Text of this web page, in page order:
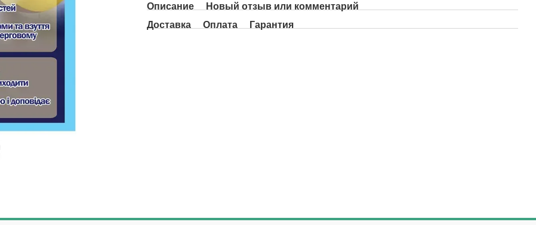
Описание
Новый отзыв или комментарий
Доставка
Оплата Гарантия